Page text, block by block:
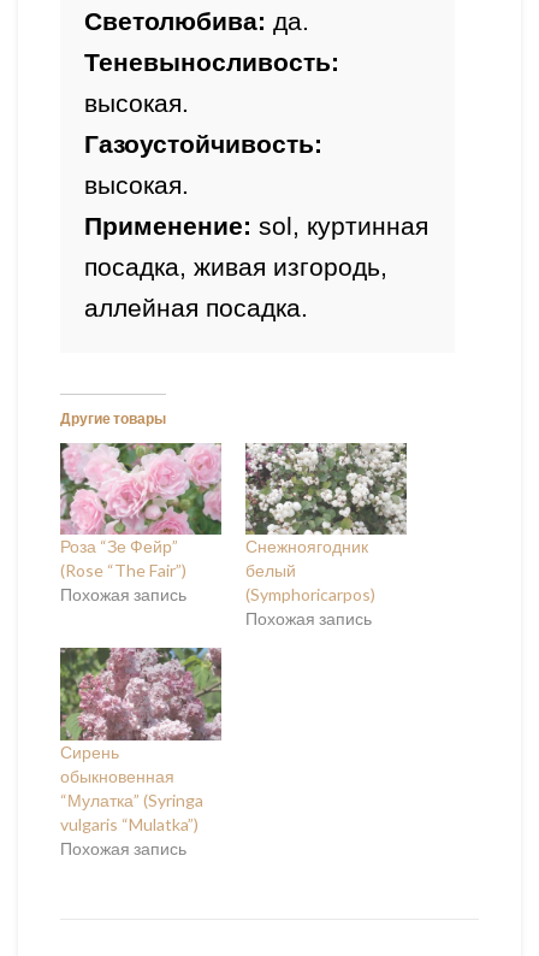
Светолюбива: да.
высокая.
высокая.
Применение: sol, куртинная
посадка, живая изгородь,
аллейная посадка.
Другие товары
Роза “Зе Фейр”
(Rose “The Fair”)
Похожая запись
Снежноягодник
белый
(Symphoricarpos)
Похожая запись
Сирень
обыкновенная
“Мулатка” (Syringa
vulgaris “Mulatka”)
Похожая запись